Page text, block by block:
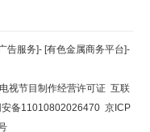
告服务]- [有色金属商务平台]-
视节目制作经营许可证 互联
安备11010802026470 京ICP